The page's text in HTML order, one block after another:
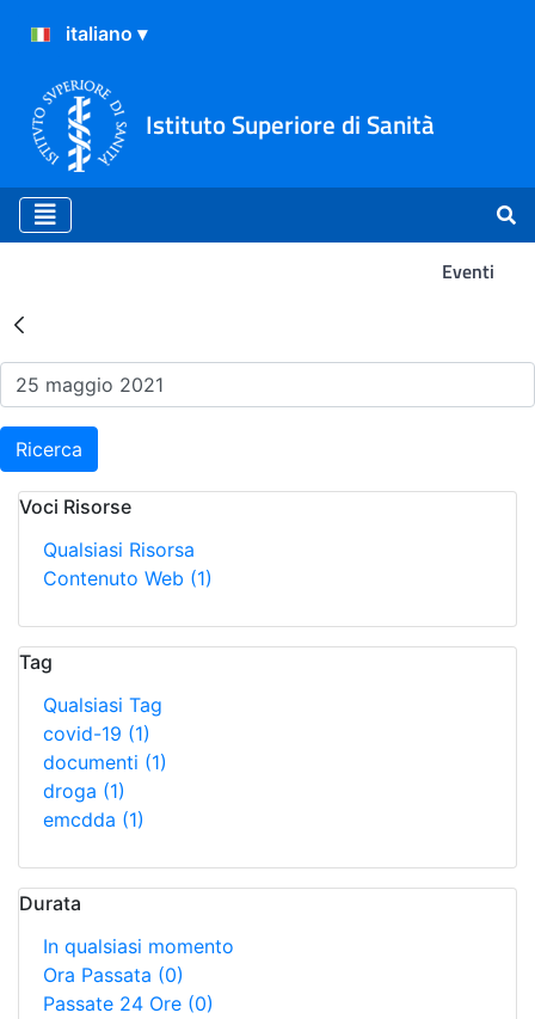
Istituto Superiore di Sanità
Eventi
Risultati della Ricerca -
Ricerca
Voci Risorse
Qualsiasi Risorsa
Contenuto Web (1)
Tag
Qualsiasi Tag
covid-19 (1)
documenti (1)
droga (1)
emcdda (1)
Durata
In qualsiasi momento
Ora Passata (0)
Passate 24 Ore (0)